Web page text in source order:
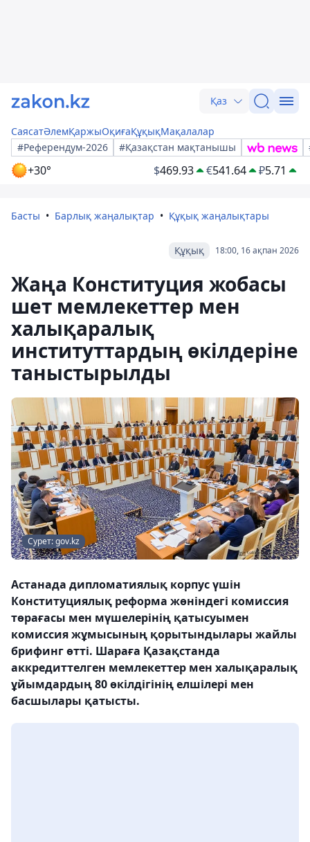
Қаз
СаясатӘлемҚаржыОқиғаҚұқықМақалалар
#Референдум-2026
#Қазақстан мақтанышы
+30° $469.93 €541.64 ₽5.71
Басты Барлық жаңалықтар Құқық жаңалықтары
18:00, 16 ақпан 2026
Құқық
Жаңа Конституция жобасы
шет мемлекеттер мен
халықаралық
институттардың өкілдеріне
таныстырылды
Сурет: gov.kz
Астанада дипломатиялық корпус үшін
Конституциялық реформа жөніндегі комиссия
төрағасы мен мүшелерінің қатысуымен
комиссия жұмысының қорытындылары жайлы
брифинг өтті. Шараға Қазақстанда
аккредиттелген мемлекеттер мен халықаралық
ұйымдардың 80 өкілдігінің елшілері мен
басшылары қатысты.